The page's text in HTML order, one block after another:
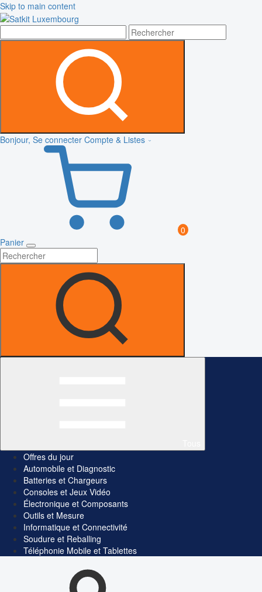
Skip to main content
Bonjour, Se connecter Compte & Listes
0
Panier
Offres du jour
Automobile et Diagnostic
Batteries et Chargeurs
Consoles et Jeux Vidéo
Électronique et Composants
Outils et Mesure
Informatique et Connectivité
Soudure et Reballing
Téléphonie Mobile et Tablettes